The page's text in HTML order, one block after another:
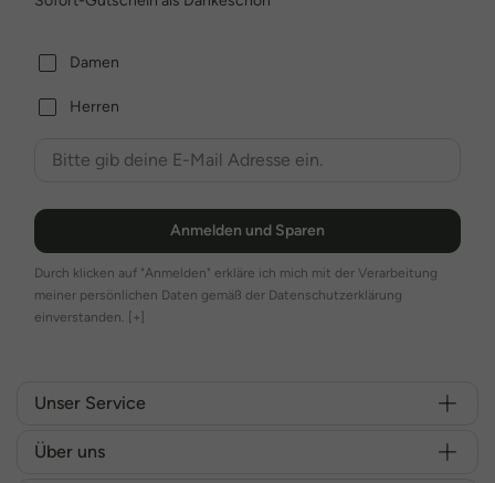
Damen
Herren
Anmelden und Sparen
Durch klicken auf "Anmelden" erkläre ich mich mit der Verarbeitung
meiner persönlichen Daten gemäß der Datenschutzerklärung
einverstanden. [+]
Unser Service
Über uns